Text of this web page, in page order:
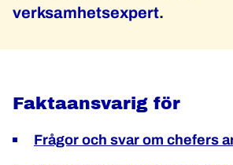
verksamhetsexpert.
Faktaansvarig för
Frågor och svar om chefers